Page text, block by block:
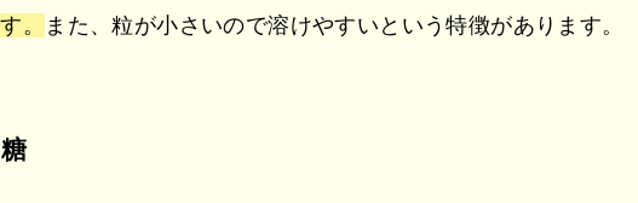
。
また、粒が小さいので溶けやすいという特徴があります。